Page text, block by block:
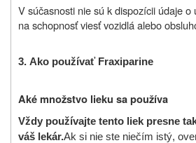
V súčasnosti nie sú k dispozícii údaje o
na schopnosť viesť vozidlá alebo
3. Ako používať Fraxiparine
Aké množstvo lieku sa používa
Vždy používajte tento liek presne
váš lekár.Ak si nie ste niečím istý,